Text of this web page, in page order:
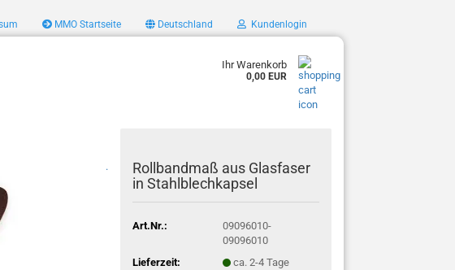
MMO Startseite Deutschland Kundenlogin
Ihr Warenkorb
0,00 EUR
.
Rollbandmaß aus Glasfaser
in Stahlblechkapsel
Art.Nr.:
09096010-
09096010
Lieferzeit:
ca. 2-4 Tage